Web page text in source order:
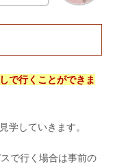
で行くことができま
学していきます。
で行く場合は事前の